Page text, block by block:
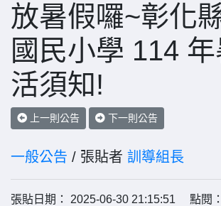
放暑假囉~彰化
國民小學 114
活須知!
上一則公告 下一則公告
一般公告 / 張貼者 訓導組長
張貼日期： 2025-06-30 21:15:51 點閱：